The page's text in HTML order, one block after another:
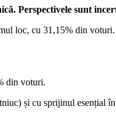
Perspectivele sunt
loc, cu 31,15% din
din voturi.
și cu sprijinul esențial